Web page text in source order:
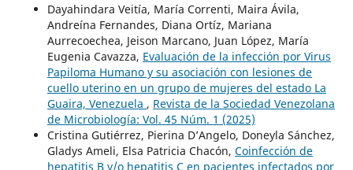
Dayahindara Veitía, María Correnti, Maira Ávila,
Andreína Fernandes, Diana Ortíz, Mariana
Aurrecoechea, Jeison Marcano, Juan López, María
Eugenia Cavazza, Evaluación de la infección por Virus
Papiloma Humano y su asociación con lesiones de
cuello uterino en un grupo de mujeres del estado La
Guaira, Venezuela , Revista de la Sociedad Venezolana
de Microbiología: Vol. 45 Núm. 1 (2025)
Cristina Gutiérrez, Pierina D’Angelo, Doneyla Sánchez,
Gladys Ameli, Elsa Patricia Chacón, Coinfección de
hepatitis B y/o hepatitis C en pacientes infectados por